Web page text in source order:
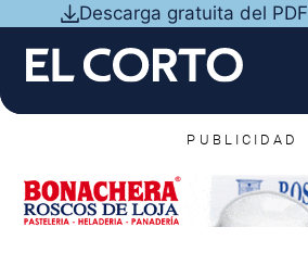
contenido
Descarga gratuita del
PUBLICIDAD